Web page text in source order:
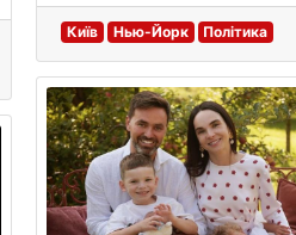
Київ Нью-Йорк Політика